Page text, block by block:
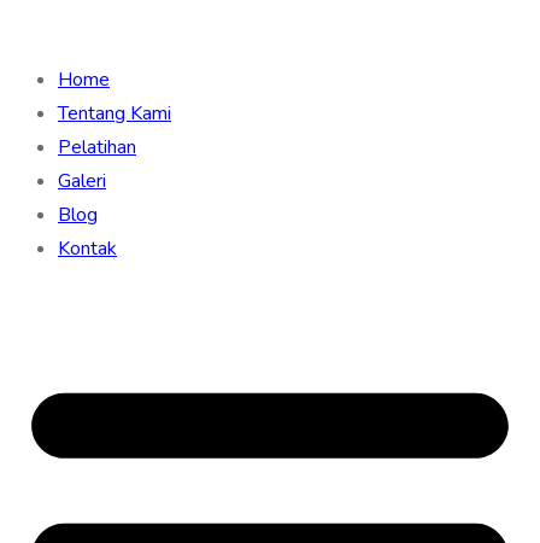
Home
Tentang Kami
Pelatihan
Galeri
Blog
Kontak